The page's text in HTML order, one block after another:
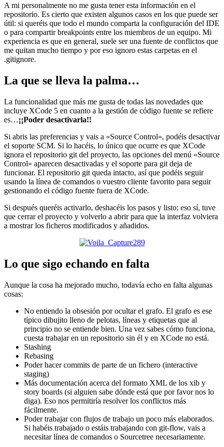
A mi personalmente no me gusta tener esta información en el
repositorio. Es cierto que existen algunos casos en los que puede ser
útil: si queréis que todo el mundo comparta la configuración del IDE
o para compartir breakpoints entre los miembros de un equipo. Mi
experiencia es que en general, suele ser una fuente de conflictos que
me quitan mucho tiempo y por eso ignoro estas carpetas en el
.gitignore.
La que se lleva la palma…
La funcionalidad que más me gusta de todas las novedades que
incluye XCode 5 en cuanto a la gestión de código fuente se refiere
es…¡¡Poder desactivarla!!
Si abris las preferencias y vais a «Source Control», podéis desactivar
el soporte SCM. Si lo hacéis, lo único que ocurre es que XCode
ignora el repositorio git del proyecto, las opciones del menú «Source
Control» aparecen desactivadas y el soporte para git deja de
funcionar. El repositorio git queda intacto, así que podéis seguir
usando la línea de comandos o vuestro cliente favorito para seguir
gestionando el código fuente fuera de XCode.
Si después queréis activarlo, deshacéis los pasos y listo; eso sí, tuve
que cerrar el proyecto y volverlo a abrir para que la interfaz volviera
a mostrar los ficheros modificados y añadidos.
Lo que sigo echando en falta
Aunque la cosa ha mejorado mucho, todavía echo en falta algunas
cosas:
No entiendo la obsesión por ocultar el grafo. El grafo es ese
típico dibujito lleno de pelotas, líneas y etiquetas que al
principio no se entiende bien. Una vez sabes cómo funciona,
cuesta trabajar en un repositorio sin él y en XCode no está.
Stashing
Rebasing
Poder hacer commits de parte de un fichero (interactive
staging)
Más documentación acerca del formato XML de los xib y
story boards (si alguien sabe dónde está que por favor nos lo
diga). Eso nos permitiría resolver los conflictos más
fácilmente.
Poder trabajar con flujos de trabajo un poco más elaborados.
Si habéis trabajado o estáis trabajando con git-flow, vais a
necesitar línea de comandos o Sourcetree necesariamente.